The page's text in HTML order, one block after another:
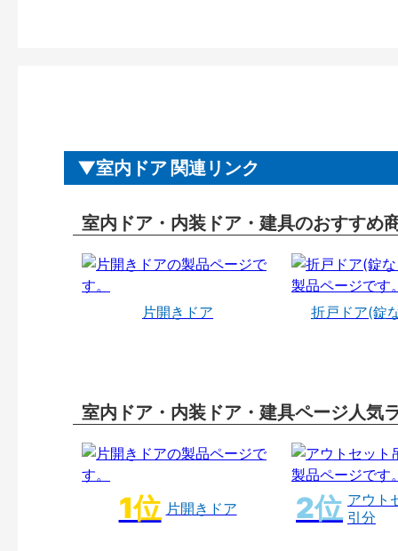
室内ドア 関連リンク
室内ドア・内装ドア・建具のおすすめ
片開きドア 折戸ドア(錠
室内ドア・内装ドア・建具ページ人気
片開きドア
アウト
引分